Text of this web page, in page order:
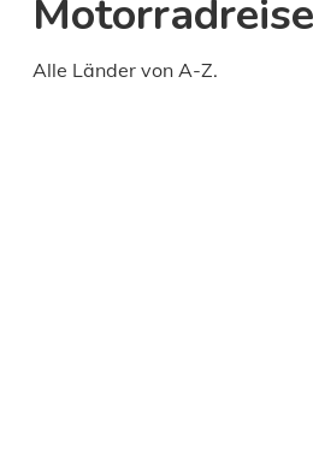
Alle Länder von A-Z.